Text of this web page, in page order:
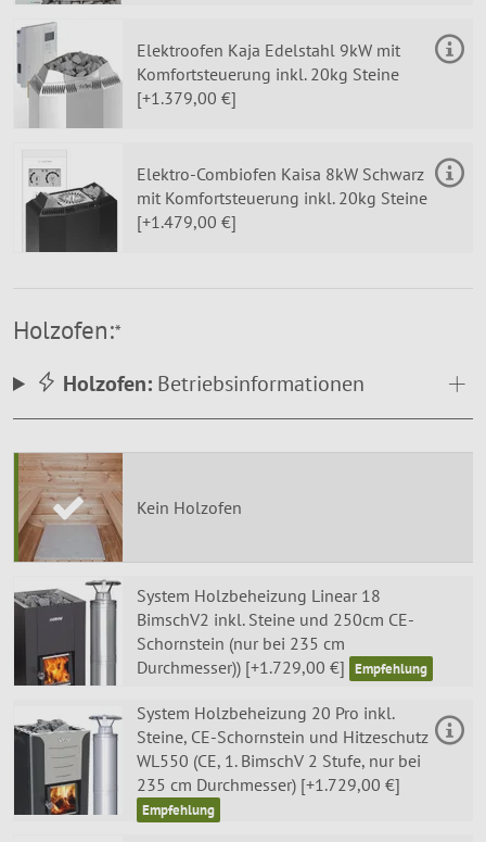
Elektroofen Kaja Edelstahl 9kW mit
Komfortsteuerung inkl. 20kg Steine
[+1.379,00 €]
Elektro-Combiofen Kaisa 8kW Schwarz
mit Komfortsteuerung inkl. 20kg Steine
[+1.479,00 €]
Holzofen:*
Holzofen:Betriebsinformationen
Kein Holzofen
System Holzbeheizung Linear 18
BimschV2 inkl. Steine und 250cm CE-
Schornstein (nur bei 235 cm
Durchmesser)) [+1.729,00 €]
System Holzbeheizung 20 Pro inkl.
Steine, CE-Schornstein und Hitzeschutz
WL550 (CE, 1. BimschV 2 Stufe, nur bei
235 cm Durchmesser) [+1.729,00 €]